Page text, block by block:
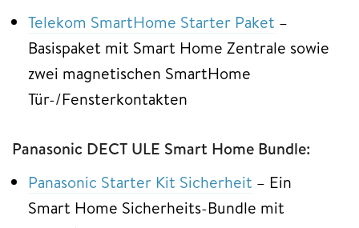
Telekom SmartHome Starter Paket –
Basispaket mit Smart Home Zentrale sowie
zwei magnetischen SmartHome
Tür-/Fensterkontakten
Panasonic DECT ULE Smart Home Bundle:
Panasonic Starter Kit Sicherheit – Ein
Smart Home Sicherheits-Bundle mit